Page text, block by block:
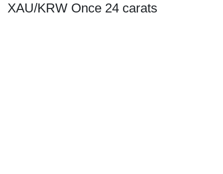
XAU/KRW Once 24 carats